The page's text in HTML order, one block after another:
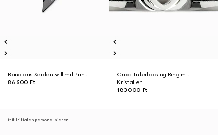
Band aus Seidentwill mit Print
86 500 Ft
Gucci Interlocking Ring mit
Kristallen
183 000 Ft
Mit Initialen personalisieren